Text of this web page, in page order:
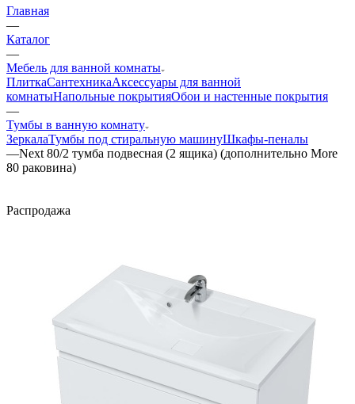
Главная
—
Каталог
—
Мебель для ванной комнаты
ПлиткаСантехникаАксессуары для ванной
комнатыНапольные покрытияОбои и настенные покрытия
—
Тумбы в ванную комнату
ЗеркалаТумбы под стиральную машинуШкафы-пеналы
—Next 80/2 тумба подвесная (2 ящика) (дополнительно More
80 раковина)
Распродажа